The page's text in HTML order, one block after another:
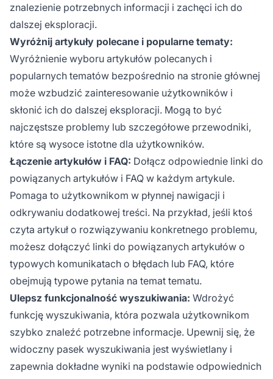
znalezienie potrzebnych informacji i zachęci ich do
dalszej eksploracji.
Wyróżnij artykuły polecane i popularne tematy:
Wyróżnienie wyboru artykułów polecanych i
popularnych tematów bezpośrednio na stronie głównej
może wzbudzić zainteresowanie użytkowników i
skłonić ich do dalszej eksploracji. Mogą to być
najczęstsze problemy lub szczegółowe przewodniki,
które są wysoce istotne dla użytkowników.
Łączenie artykułów i FAQ: Dołącz odpowiednie linki do
powiązanych artykułów i FAQ w każdym artykule.
Pomaga to użytkownikom w płynnej nawigacji i
odkrywaniu dodatkowej treści. Na przykład, jeśli ktoś
czyta artykuł o rozwiązywaniu konkretnego problemu,
możesz dołączyć linki do powiązanych artykułów o
typowych komunikatach o błędach lub FAQ, które
obejmują typowe pytania na temat tematu.
Ulepsz funkcjonalność wyszukiwania: Wdrożyć
funkcję wyszukiwania, która pozwala użytkownikom
szybko znaleźć potrzebne informacje. Upewnij się, że
widoczny pasek wyszukiwania jest wyświetlany i
zapewnia dokładne wyniki na podstawie odpowiednich